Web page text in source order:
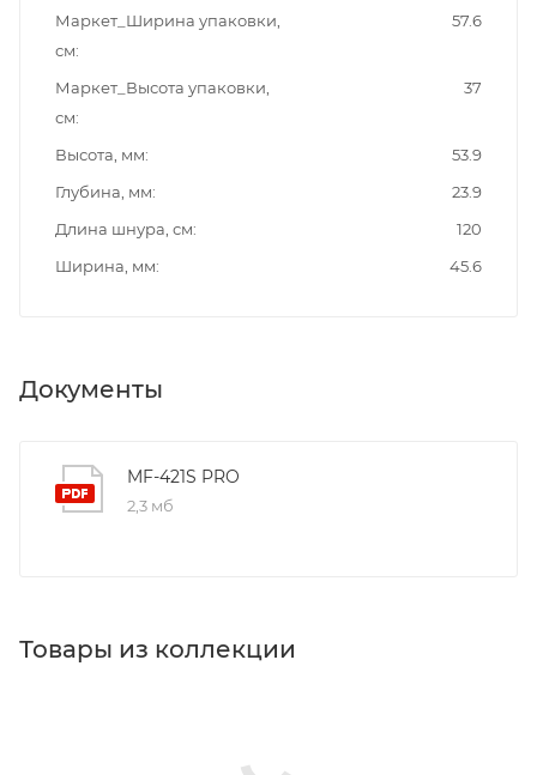
Маркет_Ширина упаковки,
см
57.6
Маркет_Высота упаковки,
см
37
Высота, мм
53.9
Глубина, мм
23.9
Длина шнура, см
120
Ширина, мм
45.6
Документы
MF-421S PRO
2,3 мб
Товары из коллекции